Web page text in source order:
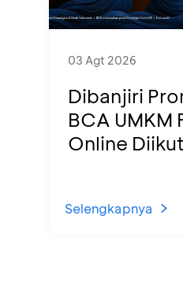
03 Agt 2026
Dibanjiri
BCA UMKM
Online
Selengkapnya